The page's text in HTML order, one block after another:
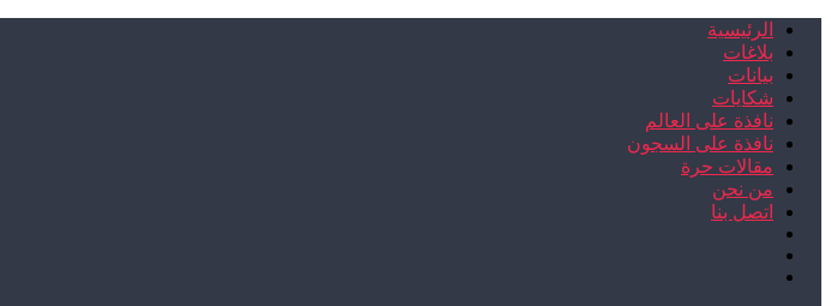
الرئيسية
بلاغات
بيانات
شكايات
نافذة على العالم
نافذة على السجون
مقالات حرة
من نحن
اتصل بنا